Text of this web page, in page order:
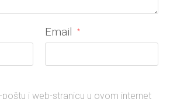
Email *
i web-stranicu u ovom internet